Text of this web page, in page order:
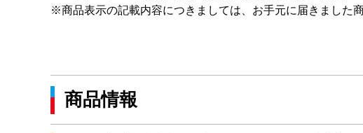
※商品表示の記載内容につきましては、お手元に届きました
商品情報